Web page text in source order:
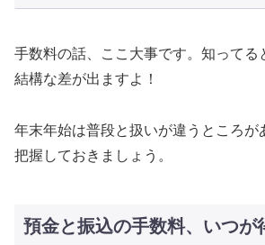
手数料の話、ここ大事です。知ってる
結構な差が出ますよ！
年末年始は普段と扱いが違うところが
把握しておきましょう。
預金と振込の手数料、いつが